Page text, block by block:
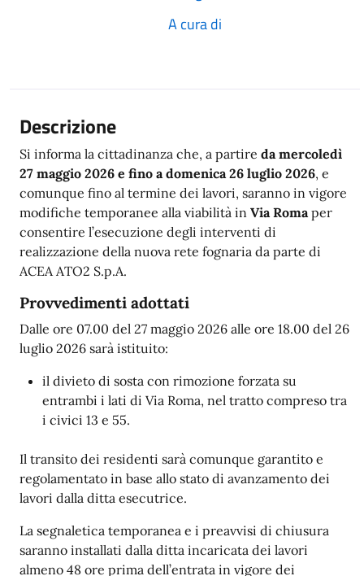
A cura di
Descrizione
Si informa la cittadinanza che, a partire da mercoledì
27 maggio 2026 e fino a domenica 26 luglio 2026, e
comunque fino al termine dei lavori, saranno in vigore
modifiche temporanee alla viabilità in Via Romaper
consentire l’esecuzione degli interventi di
realizzazione della nuova rete fognaria da parte di
ACEA ATO2 S.p.A.
Provvedimenti adottati
Dalle ore 07.00 del 27 maggio 2026 alle ore 18.00 del 26
luglio 2026 sarà istituito:
il divieto di sosta con rimozione forzata su
entrambi i lati di Via Roma, nel tratto compreso tra
i civici 13 e 55.
Il transito dei residenti sarà comunque garantito e
regolamentato in base allo stato di avanzamento dei
lavori dalla ditta esecutrice.
La segnaletica temporanea e i preavvisi di chiusura
saranno installati dalla ditta incaricata dei lavori
almeno 48 ore prima dell’entrata in vigore dei